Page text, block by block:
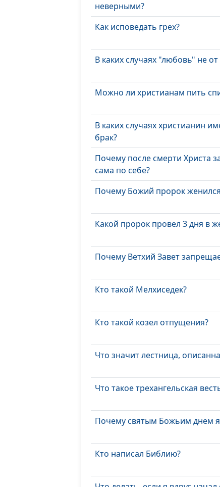
неверными?
Как исповедать грех?
В каких случаях "любовь" не от
Можно ли христианам пить
В каких случаях христианин
брак?
Почему после смерти Христа
сама по себе?
Почему Божий пророк
Какой пророк провел 3 дня в
Почему Ветхий Завет
Кто такой Мелхиседек?
Кто такой козел отпущения?
Что значит лестница,
Что такое трехангельская
Почему святым Божьим днем
Кто написал Библию?